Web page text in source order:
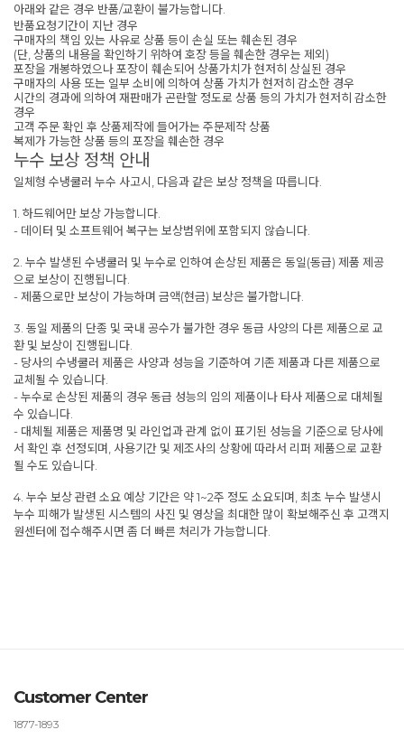
아래와 같은 경우 반품/교환이 불가능합니다.
반품요청기간이 지난 경우
구매자의 책임 있는 사유로 상품 등이 손실 또는 훼손된 경우
(단, 상품의 내용을 확인하기 위하여 호장 등을 훼손한 경우는 제외)
포장을 개봉하였으나 포장이 훼손되어 상품가치가 현저히 상실된 경우
구매자의 사용 또는 일부 소비에 의하여 상품 가치가 현저히 감소한 경우
시간의 경과에 의하여 재판매가 곤란할 정도로 상품 등의 가치가 현저히 감소한
경우
고객 주문 확인 후 상품제작에 들어가는 주문제작 상품
복제가 가능한 상품 등의 포장을 훼손한 경우
누수 보상 정책 안내
일체형 수냉쿨러 누수 사고시, 다음과 같은 보상 정책을 따릅니다.
1. 하드웨어만 보상 가능합니다.
- 데이터 및 소프트웨어 복구는 보상범위에 포함되지 않습니다.
2. 누수 발생된 수냉쿨러 및 누수로 인하여 손상된 제품은 동일(동급) 제품 제공
으로 보상이 진행됩니다.
- 제품으로만 보상이 가능하며 금액(현금) 보상은 불가합니다.
3. 동일 제품의 단종 및 국내 공수가 불가한 경우 동급 사양의 다른 제품으로 교
환 및 보상이 진행됩니다.
- 당사의 수냉쿨러 제품은 사양과 성능을 기준하여 기존 제품과 다른 제품으로
교체될 수 있습니다.
- 누수로 손상된 제품의 경우 동급 성능의 임의 제품이나 타사 제품으로 대체될
수 있습니다.
- 대체될 제품은 제품명 및 라인업과 관계 없이 표기된 성능을 기준으로 당사에
서 확인 후 선정되며, 사용기간 및 제조사의 상황에 따라서 리퍼 제품으로 교환
될 수도 있습니다.
4. 누수 보상 관련 소요 예상 기간은 약 1~2주 정도 소요되며, 최초 누수 발생시
누수 피해가 발생된 시스템의 사진 및 영상을 최대한 많이 확보해주신 후 고객지
원센터에 접수해주시면 좀 더 빠른 처리가 가능합니다.
Customer Center
1877-1893